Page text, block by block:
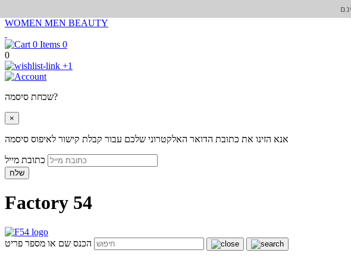
WOMEN MEN BEAUTY
0
0
+1
שכחת סיסמה?
×
אנא הזינו את כתובת הדואר האלקטרוני שלכם עבור קבלת קישור לאיפוס סיסמה
שלח
Factory 54
הכנס שם או מספר פריט